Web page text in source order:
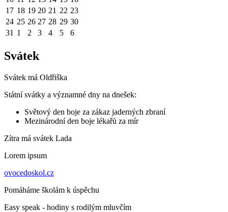
17 18 19 20 21 22 23
24 25 26 27 28 29 30
31 1 2 3 4 5 6
Svátek
Svátek má Oldřiška
Státní svátky a významné dny na dnešek:
Světový den boje za zákaz jaderných zbraní
Mezinárodní den boje lékařů za mír
Zítra má svátek Lada
Lorem ipsum
ovocedoskol.cz
Pomáháme školám k úspěchu
Easy speak - hodiny s rodilým mluvčím